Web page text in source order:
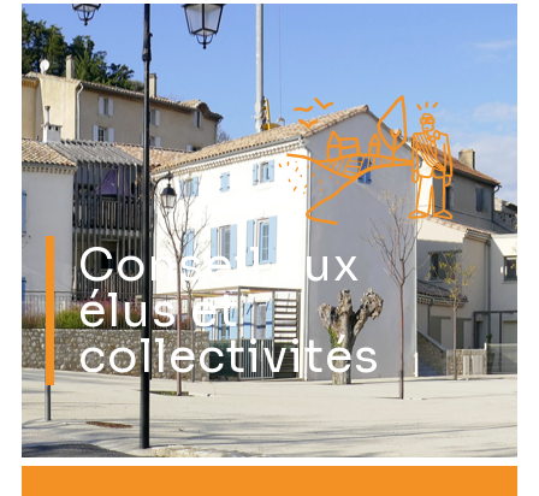
Conseil aux
élus et
collectivités